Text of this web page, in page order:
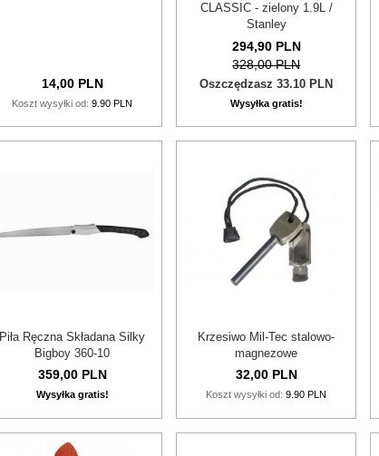
14,00 PLN
Koszt wysyłki od:9.90 PLN
CLASSIC - zielony 1.9L /
Stanley
294,90 PLN
328,00 PLN
Oszczędzasz 33.10 PLN
Wysyłka gratis!
Piła Ręczna Składana Silky
Bigboy 360-10
359,00 PLN
Wysyłka gratis!
Krzesiwo Mil-Tec stalowo-
magnezowe
32,00 PLN
Koszt wysyłki od:9.90 PLN